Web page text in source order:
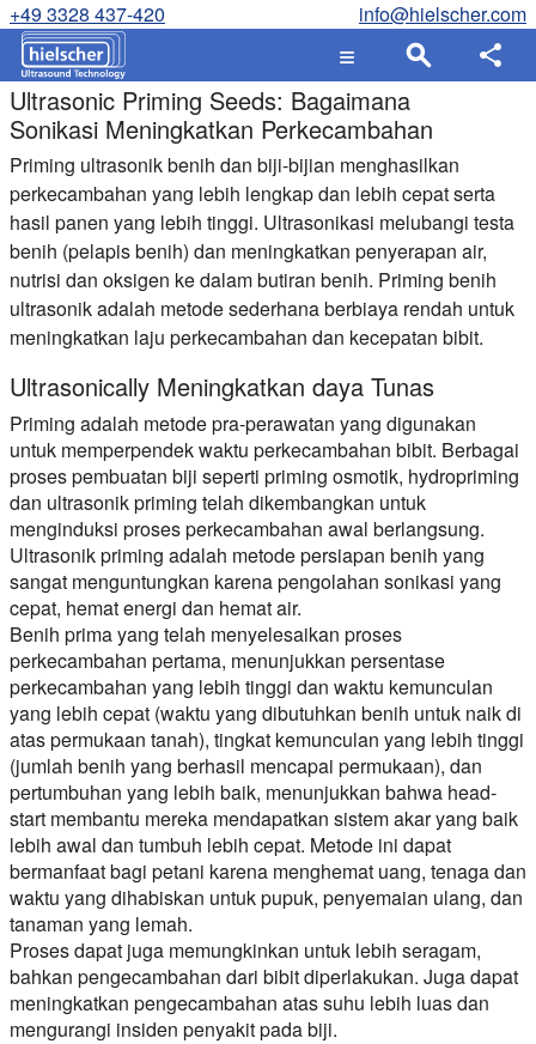
+49 3328 437-420 info@hielscher.com
Ultrasonic Priming Seeds: Bagaimana
Sonikasi Meningkatkan Perkecambahan
Priming ultrasonik benih dan biji-bijian menghasilkan
perkecambahan yang lebih lengkap dan lebih cepat serta
hasil panen yang lebih tinggi. Ultrasonikasi melubangi testa
benih (pelapis benih) dan meningkatkan penyerapan air,
nutrisi dan oksigen ke dalam butiran benih. Priming benih
ultrasonik adalah metode sederhana berbiaya rendah untuk
meningkatkan laju perkecambahan dan kecepatan bibit.
Ultrasonically Meningkatkan daya Tunas
Priming adalah metode pra-perawatan yang digunakan
untuk memperpendek waktu perkecambahan bibit. Berbagai
proses pembuatan biji seperti priming osmotik, hydropriming
dan ultrasonik priming telah dikembangkan untuk
menginduksi proses perkecambahan awal berlangsung.
Ultrasonik priming adalah metode persiapan benih yang
sangat menguntungkan karena pengolahan sonikasi yang
cepat, hemat energi dan hemat air.
Benih prima yang telah menyelesaikan proses
perkecambahan pertama, menunjukkan persentase
perkecambahan yang lebih tinggi dan waktu kemunculan
yang lebih cepat (waktu yang dibutuhkan benih untuk naik di
atas permukaan tanah), tingkat kemunculan yang lebih tinggi
(jumlah benih yang berhasil mencapai permukaan), dan
pertumbuhan yang lebih baik, menunjukkan bahwa head-
start membantu mereka mendapatkan sistem akar yang baik
lebih awal dan tumbuh lebih cepat. Metode ini dapat
bermanfaat bagi petani karena menghemat uang, tenaga dan
waktu yang dihabiskan untuk pupuk, penyemaian ulang, dan
tanaman yang lemah.
Proses dapat juga memungkinkan untuk lebih seragam,
bahkan pengecambahan dari bibit diperlakukan. Juga dapat
meningkatkan pengecambahan atas suhu lebih luas dan
mengurangi insiden penyakit pada biji.